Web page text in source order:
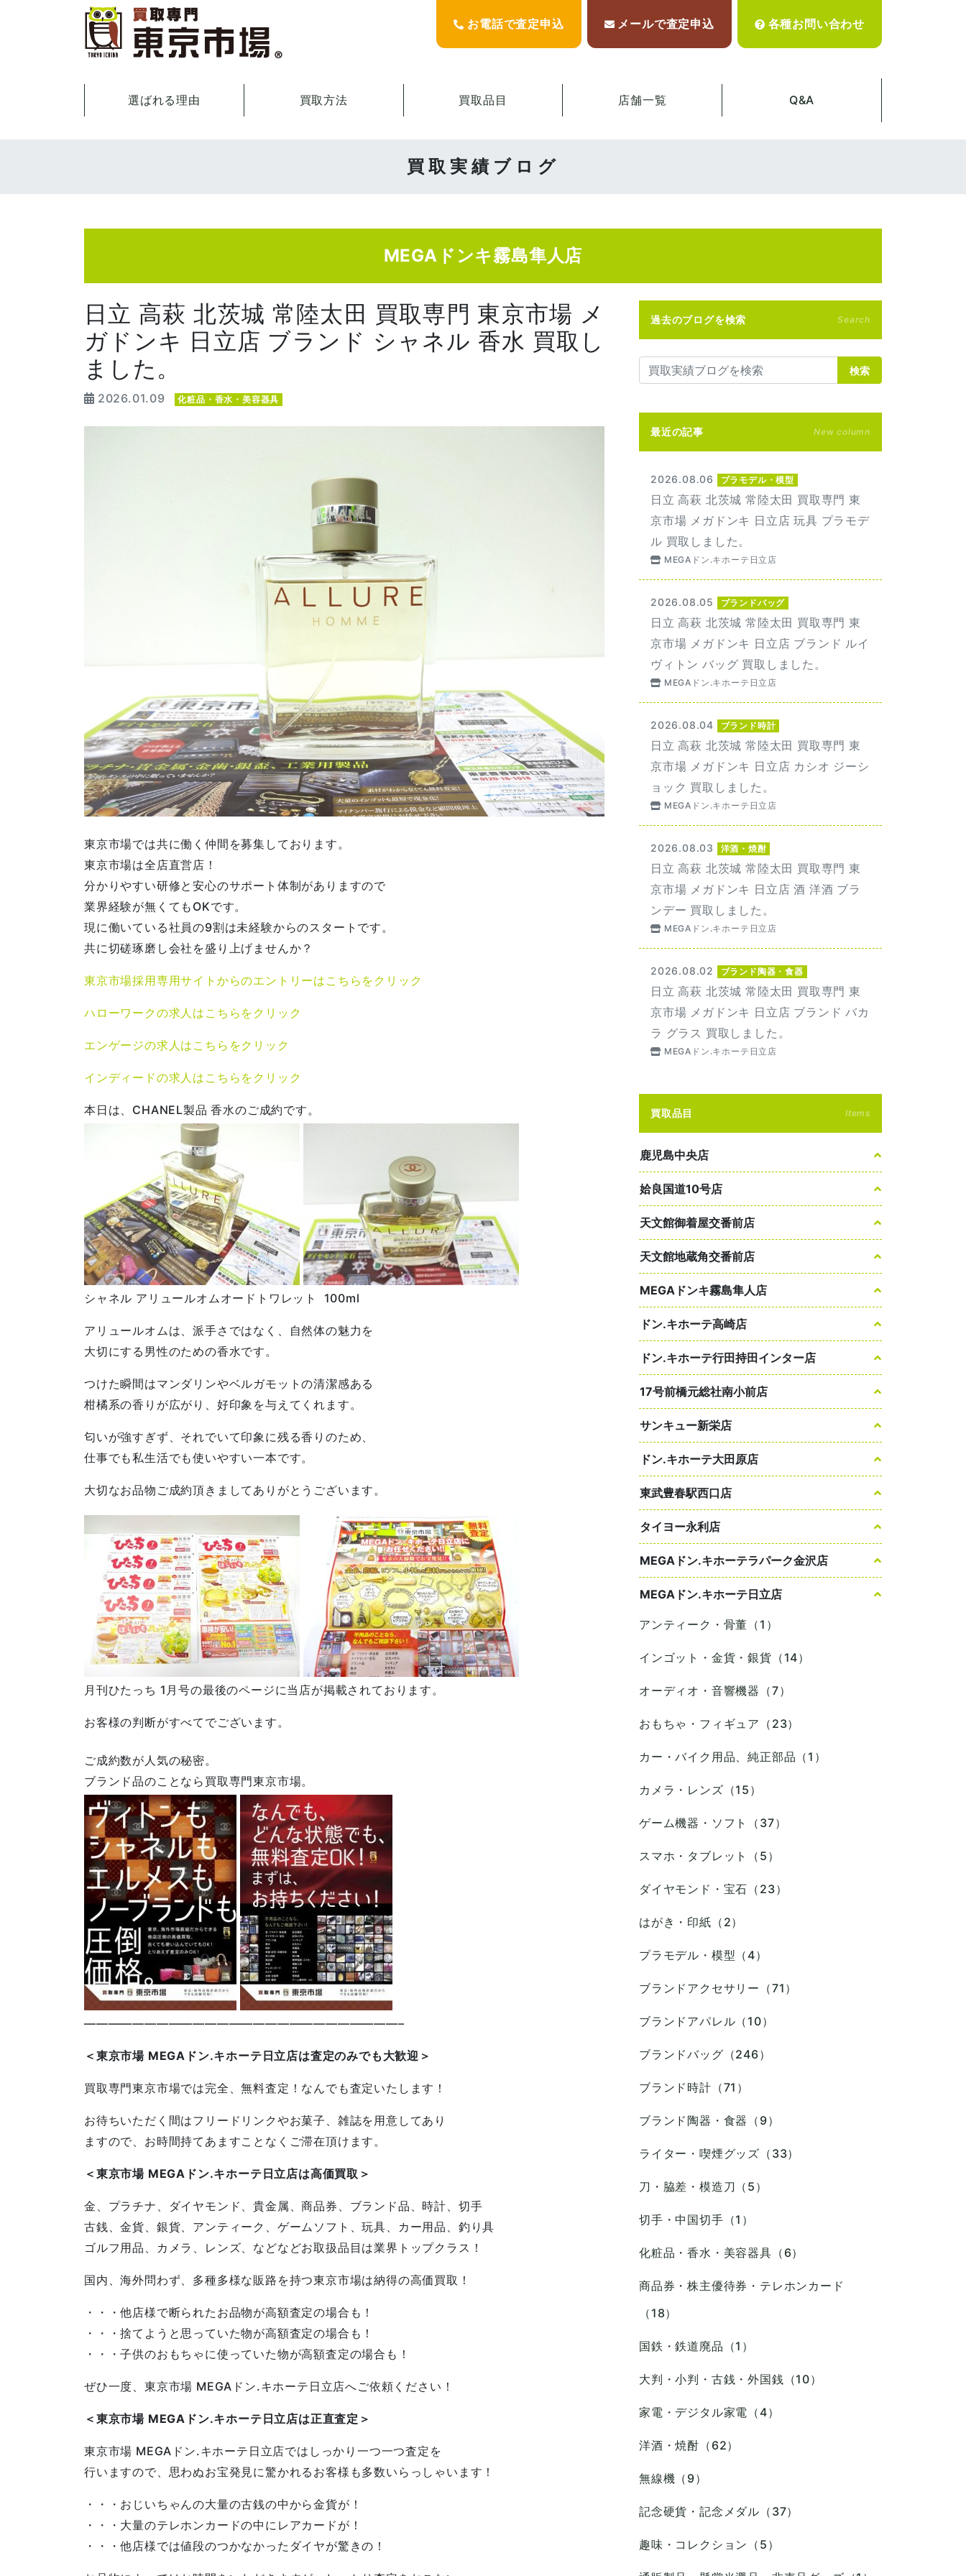
お電話で査定申込 メールで査定申込 各種お問い合わせ
選ばれる理由 買取方法 買取品目 店舗一覧 Q&A
買取実績ブログ
MEGAドンキ霧島隼人店
日立 高萩 北茨城 常陸太田 買取専門 東京市場 メ
ガドンキ 日立店 ブランド シャネル 香水 買取し
ました。
2026.01.09 化粧品・香水・美容器具
東京市場では共に働く仲間を募集しております。
東京市場は全店直営店！
分かりやすい研修と安心のサポート体制がありますので
業界経験が無くてもOKです。
現に働いている社員の9割は未経験からのスタートです。
共に切磋琢磨し会社を盛り上げませんか？
東京市場採用専用サイトからのエントリーはこちらをクリック
ハローワークの求人はこちらをクリック
エンゲージの求人はこちらをクリック
インディードの求人はこちらをクリック
本日は、CHANEL製品 香水のご成約です。
シャネル アリュールオムオードトワレット 100ml
アリュールオムは、派手さではなく、自然体の魅力を
大切にする男性のための香水です。
つけた瞬間はマンダリンやベルガモットの清潔感ある
柑橘系の香りが広がり、好印象を与えてくれます。
匂いが強すぎず、それでいて印象に残る香りのため、
仕事でも私生活でも使いやすい一本です。
大切なお品物ご成約頂きましてありがとうございます。
月刊ひたっち 1月号の最後のページに当店が掲載されております。
お客様の判断がすべてでございます。
ご成約数が人気の秘密。
ブランド品のことなら買取専門東京市場。
——————————————————————————–
＜東京市場 MEGAドン.キホーテ日立店は査定のみでも大歓迎＞
買取専門東京市場では完全、無料査定！なんでも査定いたします！
お待ちいただく間はフリードリンクやお菓子、雑誌を用意してあり
ますので、お時間持てあますことなくご滞在頂けます。
＜東京市場 MEGAドン.キホーテ日立店は高価買取＞
金、プラチナ、ダイヤモンド、貴金属、商品券、ブランド品、時計、切手
古銭、金貨、銀貨、アンティーク、ゲームソフト、玩具、カー用品、釣り具
ゴルフ用品、カメラ、レンズ、などなどお取扱品目は業界トップクラス！
国内、海外問わず、多種多様な販路を持つ東京市場は納得の高価買取！
・・・他店様で断られたお品物が高額査定の場合も！
・・・捨てようと思っていた物が高額査定の場合も！
・・・子供のおもちゃに使っていた物が高額査定の場合も！
ぜひ一度、東京市場 MEGAドン.キホーテ日立店へご依頼ください！
＜東京市場 MEGAドン.キホーテ日立店は正直査定＞
東京市場 MEGAドン.キホーテ日立店ではしっかり一つ一つ査定を
行いますので、思わぬお宝発見に驚かれるお客様も多数いらっしゃいます！
・・・おじいちゃんの大量の古銭の中から金貨が！
・・・大量のテレホンカードの中にレアカードが！
・・・他店様では値段のつかなかったダイヤが驚きの！
過去のブログを検索 Search
検索
最近の記事 New column
2026.08.06 プラモデル・模型
日立 高萩 北茨城 常陸太田 買取専門 東
京市場 メガドンキ 日立店 玩具 プラモデ
ル 買取しました。
MEGAドン.キホーテ日立店
2026.08.05 ブランドバッグ
日立 高萩 北茨城 常陸太田 買取専門 東
京市場 メガドンキ 日立店 ブランド ルイ
ヴィトン バッグ 買取しました。
MEGAドン.キホーテ日立店
2026.08.04 ブランド時計
日立 高萩 北茨城 常陸太田 買取専門 東
京市場 メガドンキ 日立店 カシオ ジーシ
ョック 買取しました。
MEGAドン.キホーテ日立店
2026.08.03 洋酒・焼酎
日立 高萩 北茨城 常陸太田 買取専門 東
京市場 メガドンキ 日立店 酒 洋酒 ブラ
ンデー 買取しました。
MEGAドン.キホーテ日立店
2026.08.02 ブランド陶器・食器
日立 高萩 北茨城 常陸太田 買取専門 東
京市場 メガドンキ 日立店 ブランド バカ
ラ グラス 買取しました。
MEGAドン.キホーテ日立店
買取品目 Items
鹿児島中央店
姶良国道10号店
天文館御着屋交番前店
天文館地蔵角交番前店
MEGAドンキ霧島隼人店
ドン.キホーテ高崎店
ドン.キホーテ行田持田インター店
17号前橋元総社南小前店
サンキュー新栄店
ドン.キホーテ大田原店
東武豊春駅西口店
タイヨー永利店
MEGAドン.キホーテラパーク金沢店
MEGAドン.キホーテ日立店
アンティーク・骨董（1）
インゴット・金貨・銀貨（14）
オーディオ・音響機器（7）
おもちゃ・フィギュア（23）
カー・バイク用品、純正部品（1）
カメラ・レンズ（15）
ゲーム機器・ソフト（37）
スマホ・タブレット（5）
ダイヤモンド・宝石（23）
はがき・印紙（2）
プラモデル・模型（4）
ブランドアクセサリー（71）
ブランドアパレル（10）
ブランドバッグ（246）
ブランド時計（71）
ブランド陶器・食器（9）
ライター・喫煙グッズ（33）
刀・脇差・模造刀（5）
切手・中国切手（1）
化粧品・香水・美容器具（6）
商品券・株主優待券・テレホンカード
（18）
国鉄・鉄道廃品（1）
大判・小判・古銭・外国銭（10）
家電・デジタル家電（4）
洋酒・焼酎（62）
無線機（9）
記念硬貨・記念メダル（37）
趣味・コレクション（5）